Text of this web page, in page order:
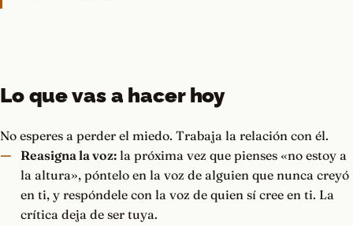
Lo que vas a hacer hoy
No esperes a perder el miedo. Trabaja la relación con él.
Reasigna la voz:la próxima vez que pienses «no estoy a
la altura», póntelo en la voz de alguien que nunca creyó
en ti, y respóndele con la voz de quien sí cree en ti. La
crítica deja de ser tuya.